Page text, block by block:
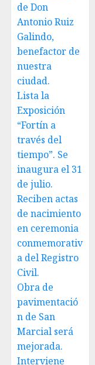
de Don
Antonio Ruiz
Galindo,
benefactor de
nuestra
ciudad.
Lista la
Exposición
“Fortín a
través del
tiempo”. Se
inaugura el 31
de julio.
Reciben actas
de nacimiento
en ceremonia
conmemorativ
a del Registro
Civil.
Obra de
pavimentació
n de San
Marcial será
mejorada.
Interviene